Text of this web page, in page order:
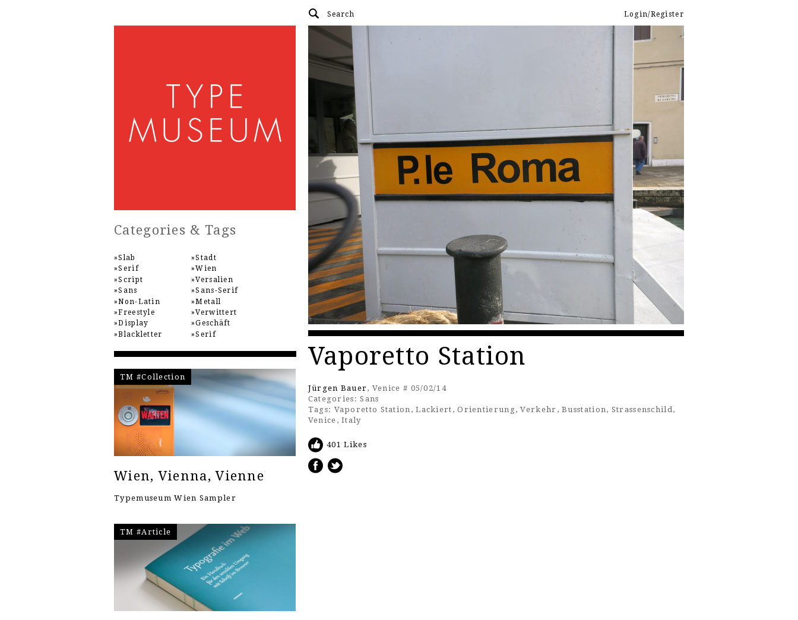
Login/Register
Vaporetto Station
Jürgen Bauer, Venice # 05/02/14
Categories: Sans
Tags: Vaporetto Station ,Lackiert ,Orientierung,Verkehr ,Busstation, Strassenschild,
Venice ,Italy
401 Likes
Categories & Tags
Slab
Serif
Script
Sans
Non-Latin
Freestyle
Display
Blackletter
Stadt
Wien
Versalien
Sans-Serif
Metall
Verwittert
Geschäft
Serif
TM #Collection
Wien, Vienna, Vienne
Typemuseum Wien Sampler
TM #Article